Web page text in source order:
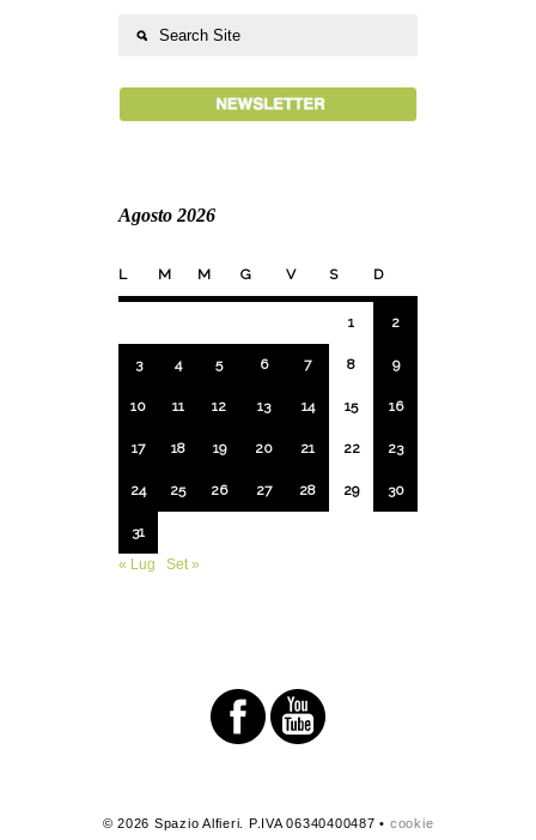
Agosto 2026
L M M G V S D
1 2
3 4 5 6 7 8 9
10 11 12 13 14 15 16
17 18 19 20 21 22 23
24 25 26 27 28 29 30
31
« Lug
Set »
© 2026 Spazio Alfieri. P.IVA 06340400487 • cookie